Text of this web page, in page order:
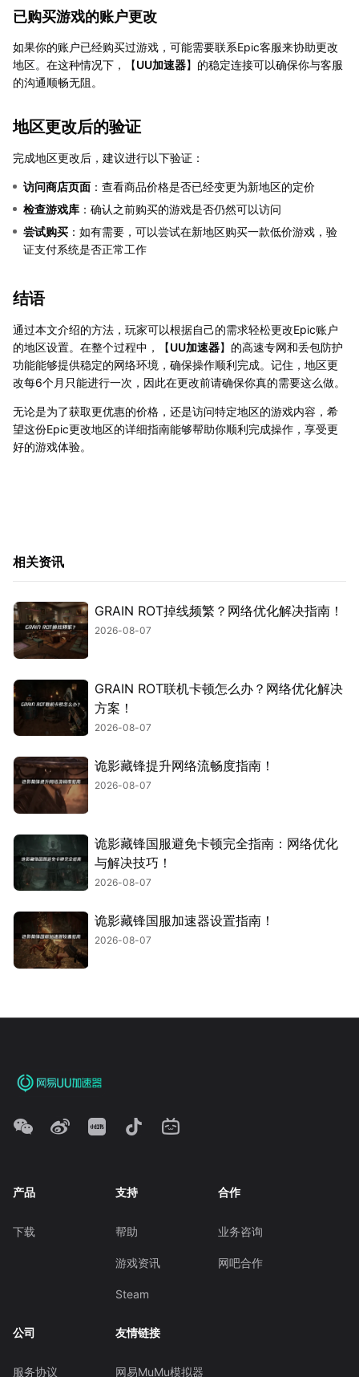
已购买游戏的账户更改
如果你的账户已经购买过游戏，可能需要联系Epic客服来协助更改
地区。在这种情况下，【UU加速器】的稳定连接可以确保你与客服
的沟通顺畅无阻。
地区更改后的验证
完成地区更改后，建议进行以下验证：
访问商店页面 ：查看商品价格是否已经变更为新地区的定价
检查游戏库 ：确认之前购买的游戏是否仍然可以访问
尝试购买 ：如有需要，可以尝试在新地区购买一款低价游戏，验
证支付系统是否正常工作
结语
通过本文介绍的方法，玩家可以根据自己的需求轻松更改Epic账户
的地区设置。在整个过程中，【UU加速器】的高速专网和丢包防护
功能能够提供稳定的网络环境，确保操作顺利完成。记住，地区更
改每6个月只能进行一次，因此在更改前请确保你真的需要这么做。
无论是为了获取更优惠的价格，还是访问特定地区的游戏内容，希
望这份Epic更改地区的详细指南能够帮助你顺利完成操作，享受更
好的游戏体验。
相关资讯
GRAIN ROT掉线频繁？网络优化解决指南！
2026-08-07
GRAIN ROT联机卡顿怎么办？网络优化解决
方案！
2026-08-07
诡影藏锋提升网络流畅度指南！
2026-08-07
诡影藏锋国服避免卡顿完全指南：网络优化
与解决技巧！
2026-08-07
诡影藏锋国服加速器设置指南！
2026-08-07
产品
下载
支持
帮助
游戏资讯
Steam
合作
业务咨询
网吧合作
公司
服务协议
友情链接
网易MuMu模拟器